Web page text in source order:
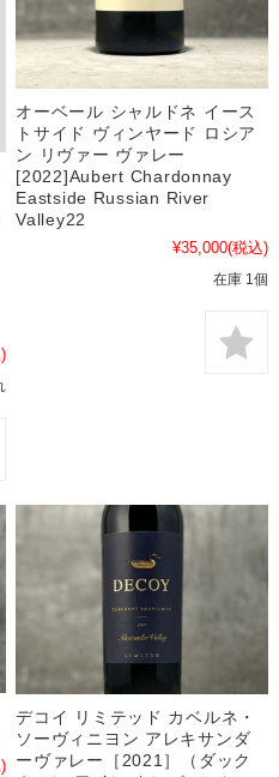
オーベール シャルドネ イース
トサイド ヴィンヤード ロシア
ン リヴァー ヴァレー
[2022]Aubert Chardonnay
Eastside Russian River
Valley22
¥35,000(税込)
在庫 1個
デコイ リミテッド カベルネ・
ソーヴィニヨン アレキサンダ
ーヴァレー［2021］（ダック